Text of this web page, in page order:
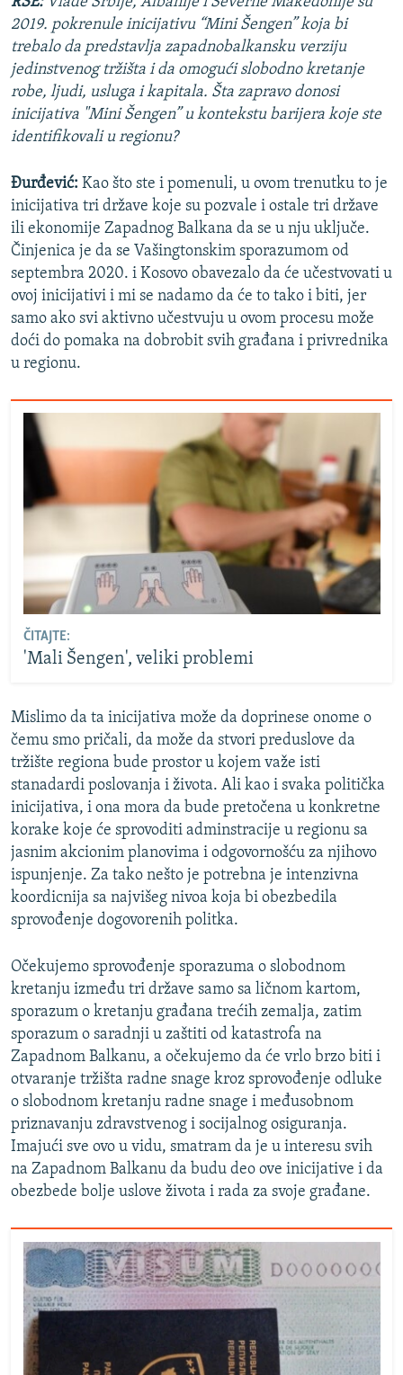
2019. pokrenule inicijativu “Mini Šengen” koja bi
trebalo da predstavlja zapadnobalkansku verziju
jedinstvenog tržišta i da omogući slobodno kretanje
robe, ljudi, usluga i kapitala. Šta zapravo donosi
inicijativa "Mini Šengen” u kontekstu barijera koje ste
identifikovali u regionu?
Đurđević: Kao što ste i pomenuli, u ovom trenutku to je
inicijativa tri države koje su pozvale i ostale tri države
ili ekonomije Zapadnog Balkana da se u nju uključe.
Činjenica je da se Vašingtonskim sporazumom od
septembra 2020. i Kosovo obavezalo da će učestvovati u
ovoj inicijativi i mi se nadamo da će to tako i biti, jer
samo ako svi aktivno učestvuju u ovom procesu može
doći do pomaka na dobrobit svih građana i privrednika
u regionu.
ČITAJTE:
'Mali Šengen', veliki problemi
Mislimo da ta inicijativa može da doprinese onome o
čemu smo pričali, da može da stvori preduslove da
tržište regiona bude prostor u kojem važe isti
stanadardi poslovanja i života. Ali kao i svaka politička
inicijativa, i ona mora da bude pretočena u konkretne
korake koje će sprovoditi adminstracije u regionu sa
jasnim akcionim planovima i odgovornošću za njihovo
ispunjenje. Za tako nešto je potrebna je intenzivna
koordicnija sa najvišeg nivoa koja bi obezbedila
sprovođenje dogovorenih politka.
Očekujemo sprovođenje sporazuma o slobodnom
kretanju između tri države samo sa ličnom kartom,
sporazum o kretanju građana trećih zemalja, zatim
sporazum o saradnji u zaštiti od katastrofa na
Zapadnom Balkanu, a očekujemo da će vrlo brzo biti i
otvaranje tržišta radne snage kroz sprovođenje odluke
o slobodnom kretanju radne snage i međusobnom
priznavanju zdravstvenog i socijalnog osiguranja.
Imajući sve ovo u vidu, smatram da je u interesu svih
na Zapadnom Balkanu da budu deo ove inicijative i da
obezbede bolje uslove života i rada za svoje građane.